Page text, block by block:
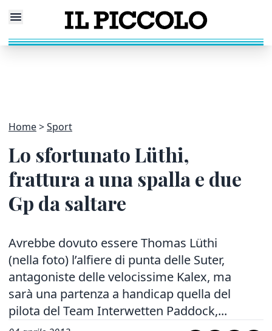
Home Sport
Lo sfortunato Lüthi,
frattura a una spalla e due
Gp da saltare
Avrebbe dovuto essere Thomas Lüthi
(nella foto) l’alfiere di punta delle Suter,
antagoniste delle velocissime Kalex, ma
sarà una partenza a handicap quella del
pilota del Team Interwetten Paddock,...